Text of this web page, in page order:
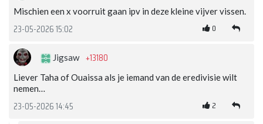
Mischien een x voorruit gaan ipv in deze kleine vijver vissen.
23-05-2026 15:02 0
Jigsaw +13180
Liever Taha of Ouaissa als je iemand van de eredivisie wilt
nemen…
23-05-2026 14:45 2